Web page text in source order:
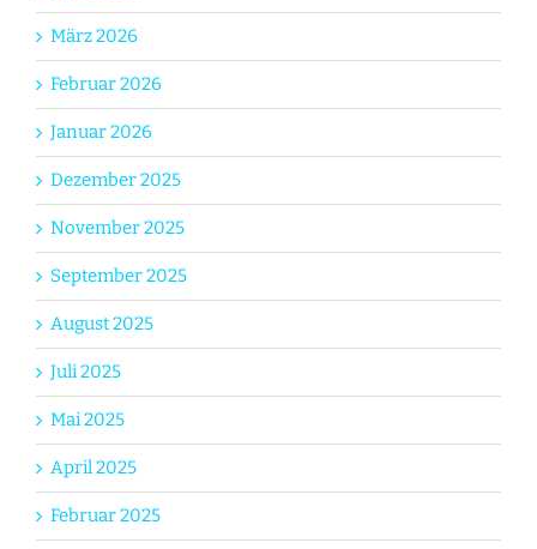
März 2026
Februar 2026
Januar 2026
Dezember 2025
November 2025
September 2025
August 2025
Juli 2025
Mai 2025
April 2025
Februar 2025